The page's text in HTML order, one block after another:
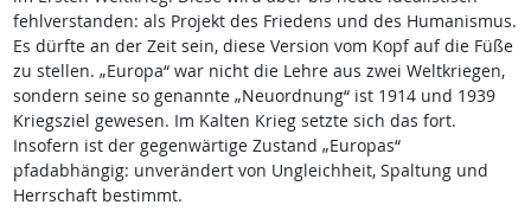
fehlverstanden: als Projekt des Friedens und des Humanismus.
Es dürfte an der Zeit sein, diese Version vom Kopf auf die Füße
zu stellen. „Europa“ war nicht die Lehre aus zwei Weltkriegen,
sondern seine so genannte „Neuordnung“ ist 1914 und 1939
Kriegsziel gewesen. Im Kalten Krieg setzte sich das fort.
Insofern ist der gegenwärtige Zustand „Europas“
pfadabhängig: unverändert von Ungleichheit, Spaltung und
Herrschaft bestimmt.